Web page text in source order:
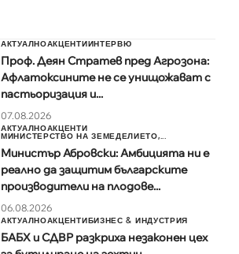
АКТУАЛНОАКЦЕНТИИНТЕРВЮ
Проф. Деян Стратев пред Агрозона:
Афлатоксините не се унищожават с
пастьоризация и...
07.08.2026
АКТУАЛНОАКЦЕНТИ
МИНИСТЕРСТВО НА ЗЕМЕДЕЛИЕТО,...
Министър Абровски: Амбицията ни е
реално да защитим българските
производители на плодове...
06.08.2026
АКТУАЛНОАКЦЕНТИБИЗНЕС & ИНДУСТРИЯ
БАБХ и СДВР разкриха незаконен цех